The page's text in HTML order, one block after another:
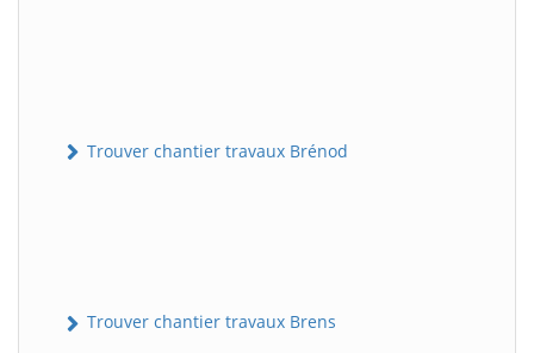
Trouver chantier travaux Brénod
Trouver chantier travaux Brens